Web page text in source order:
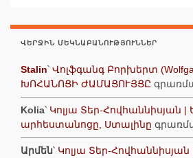
ՎԵՐՋԻՆ ՄԵԿՆԱԲԱՆՈՒԹՅՈՒՆՆԵՐ
Stalin՝ Վոլֆգանգ Բորխերտ
ԽՈՀԱՆՈՑԻ ԺԱՄԱՑՈՒՅՑԸ
Kolia՝ Կոլյա Տեր-Հովհաննիսյան
արհեստանոցը, Ստալինը
Արմեն՝ Կոլյա Տեր-